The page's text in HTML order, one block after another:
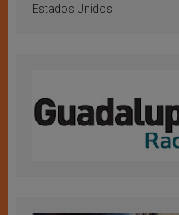
Estados Unidos